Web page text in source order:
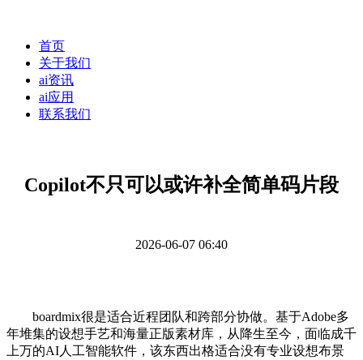
首页
关于我们
ai资讯
ai应用
联系我们
Copilot不只可以或许补全简单码片段
2026-06-07 06:40
boardmix很是适合近程团队和跨部分协做。基于Adobe多
年堆集的设想手艺和海量正版素材库，从降生至今，面临成千
上万的AI人工智能软件，该东西出格适合没有专业设想布景